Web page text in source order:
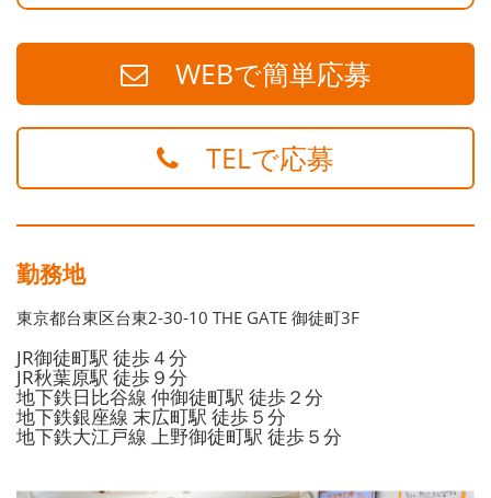
WEBで簡単応募
TELで応募
勤務地
東京都台東区台東2-30-10 THE GATE 御徒町3F
JR御徒町駅 徒歩４分
JR秋葉原駅 徒歩９分
地下鉄日比谷線 仲御徒町駅 徒歩２分
地下鉄銀座線 末広町駅 徒歩５分
地下鉄大江戸線 上野御徒町駅 徒歩５分